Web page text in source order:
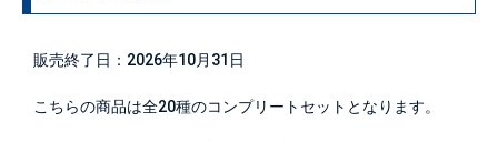
販売終了日：2026年10月31日
こちらの商品は全20種のコンプリートセットとなります。